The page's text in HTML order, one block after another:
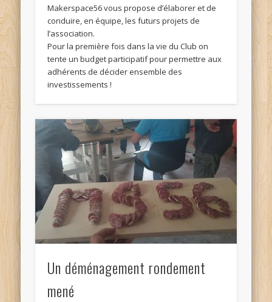
Makerspace56 vous propose d’élaborer et de
conduire, en équipe, les futurs projets de
l’association.
Pour la première fois dans la vie du Club on
tente un budget participatif pour permettre aux
adhérents de décider ensemble des
investissements !
Un déménagement rondement
mené